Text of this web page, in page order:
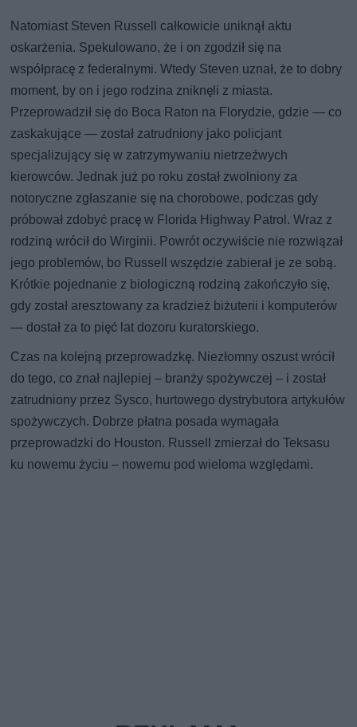
Natomiast Steven Russell całkowicie uniknął aktu
oskarżenia. Spekulowano, że i on zgodził się na
współpracę z federalnymi. Wtedy Steven uznał, że to dobry
moment, by on i jego rodzina zniknęli z miasta.
Przeprowadził się do Boca Raton na Florydzie, gdzie — co
zaskakujące — został zatrudniony jako policjant
specjalizujący się w zatrzymywaniu nietrzeźwych
kierowców. Jednak już po roku został zwolniony za
notoryczne zgłaszanie się na chorobowe, podczas gdy
próbował zdobyć pracę w Florida Highway Patrol. Wraz z
rodziną wrócił do Wirginii. Powrót oczywiście nie rozwiązał
jego problemów, bo Russell wszędzie zabierał je ze sobą.
Krótkie pojednanie z biologiczną rodziną zakończyło się,
gdy został aresztowany za kradzież biżuterii i komputerów
— dostał za to pięć lat dozoru kuratorskiego.
Czas na kolejną przeprowadzkę. Niezłomny oszust wrócił
do tego, co znał najlepiej – branży spożywczej – i został
zatrudniony przez Sysco, hurtowego dystrybutora artykułów
spożywczych. Dobrze płatna posada wymagała
przeprowadzki do Houston. Russell zmierzał do Teksasu
ku nowemu życiu – nowemu pod wieloma względami.